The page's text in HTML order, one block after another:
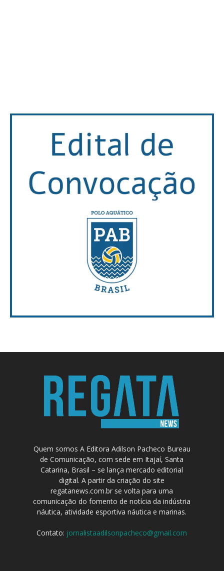
Quem somos A Editora Adilson Pacheco Bureau
de Comunicação, com sede em Itajaí, Santa
Catarina, Brasil – se lança mercado editorial
digital. A partir da criação do site
regatanews.com.br se volta para uma
comunicação do fomento de notícia da indústria
náutica, atividade esportiva náutica e marinas.
Contato: jornalistaadilsonpacheco@gmail.com